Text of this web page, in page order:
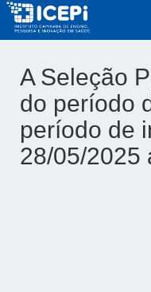
A Seleção
do período
período de
28/05/2025